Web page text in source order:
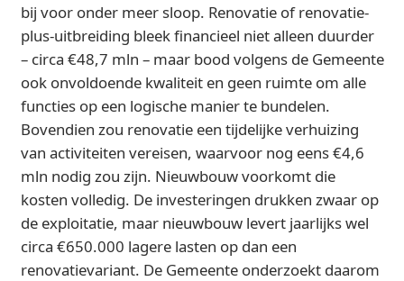
bij voor onder meer sloop. Renovatie of renovatie-
plus-uitbreiding bleek financieel niet alleen duurder
– circa €48,7 mln – maar bood volgens de Gemeente
ook onvoldoende kwaliteit en geen ruimte om alle
functies op een logische manier te bundelen.
Bovendien zou renovatie een tijdelijke verhuizing
van activiteiten vereisen, waarvoor nog eens €4,6
mln nodig zou zijn. Nieuwbouw voorkomt die
kosten volledig. De investeringen drukken zwaar op
de exploitatie, maar nieuwbouw levert jaarlijks wel
circa €650.000 lagere lasten op dan een
renovatievariant. De Gemeente onderzoekt daarom